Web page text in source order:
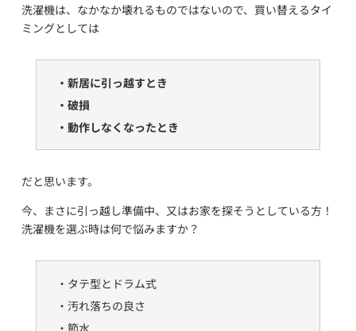
洗濯機は、なかなか壊れるものではないので、買い替えるタイ
ミングとしては
・新居に引っ越すとき
・破損
・動作しなくなったとき
だと思います。
今、まさに引っ越し準備中、又はお家を探そうとしている方！
洗濯機を選ぶ時は何で悩みますか？
・タテ型とドラム式
・汚れ落ちの良さ
・節水